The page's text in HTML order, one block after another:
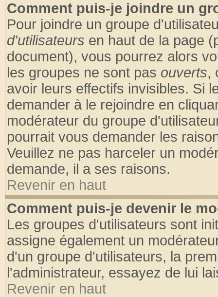
Comment puis-je joindre un
Pour joindre un groupe
d'utilisateurs en haut de la page
document), vous pourrez alors
les groupes ne sont pas ouverts,
avoir leurs effectifs invisibles. Si
demander à le rejoindre en
modérateur du groupe
pourrait vous demander les
Veuillez ne pas harceler un
demande, il a ses raisons.
Revenir en haut
Comment puis-je devenir le
Les groupes d'utilisateurs sont
assigne également un
d'un groupe d'utilisateurs, la
l'administrateur, essayez de lui
Revenir en haut